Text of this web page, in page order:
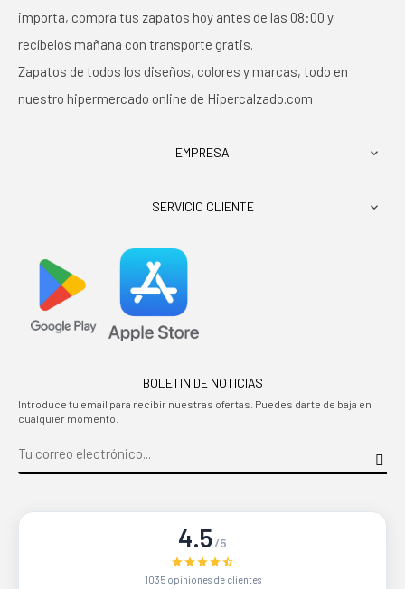
importa, compra tus zapatos hoy antes de las 08:00 y
recíbelos mañana con transporte gratis.
Zapatos de todos los diseños, colores y marcas, todo en
nuestro hipermercado online de Hipercalzado.com
EMPRESA 
SERVICIO CLIENTE 
BOLETIN DE NOTICIAS
Introduce tu email para recibir nuestras ofertas. Puedes darte de baja en
cualquier momento.
4.5/5
1035 opiniones de clientes